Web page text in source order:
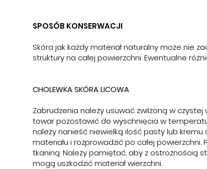
SPOSÓB KONSERWACJI
Skóra jak każdy materiał naturalny może nie
struktury na całej powierzchni. Ewentualne
CHOLEWKA SKÓRA LICOWA
Zabrudzenia należy usuwać zwilżoną w
towar pozostawić do wyschnięcia w
należy nanieść niewielką ilość pasty lub
materiału i rozprowadzić po całej
tkaniną. Należy pamiętać, aby z ostrożnością
mogą uszkodzić materiał wierzchni.